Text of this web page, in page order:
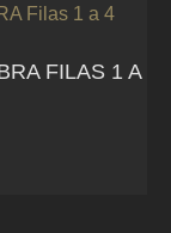
FILAS 1 A